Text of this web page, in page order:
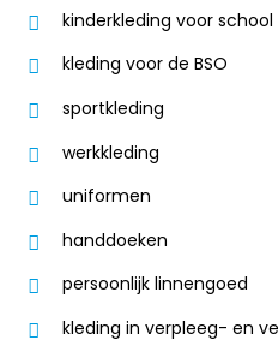
kinderkleding voor
kleding voor de BSO
sportkleding
werkkleding
uniformen
handdoeken
persoonlijk linnengoed
kleding in verpleeg- en